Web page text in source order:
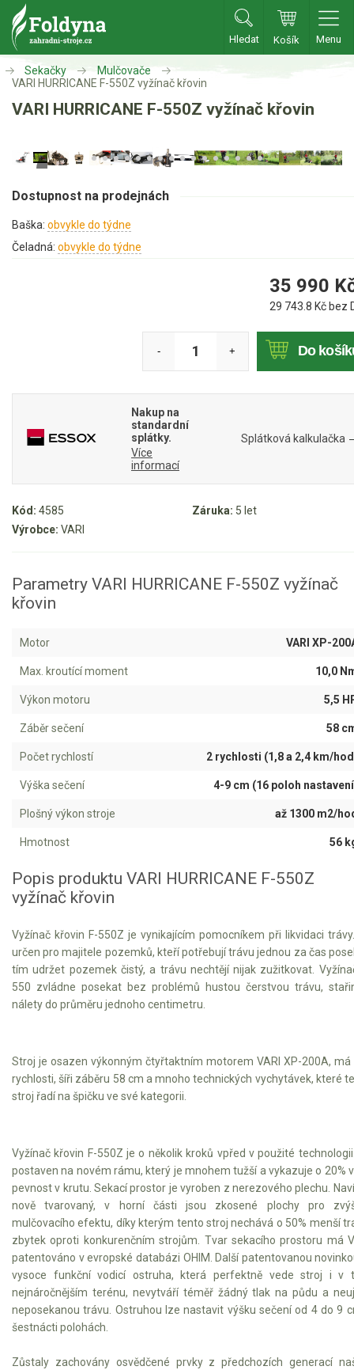
Hledat Košík Menu
Zahradní traktory
Zahradní traktory
Aku traktory
Sekačky
Křovinořezy a vyžínače
Benzínové křovinořezy a vyžínače
Aku křovinořezy a vyžínače
Motorové pily
Aku pily
Jednoruční pily
Vyvětvovací pily
AKU zahradní technika
Aku křovinořezy a vyžínače
Aku AL-KO
Štípačka na dřevo
VARI
VARI malotraktory
VARI multifunkční nosiče
Vertikutátory
Kultivátory
Vysavače a foukače
Elektrocentrály
Štěpkovače a drtiče
Elektrické skútry
Elektrické tříkolky
Elektrické tříkolky pro seniory
Sekačky
Mulčovače
VARI HURRICANE F-550Z vyžínač křovin
VARI HURRICANE F-550Z vyžínač křovin
Kód: 4585 Záruka: 5 let
Výrobce: VARI
Dostupnost na prodejnách
Baška: obvykle do týdne
Čeladná: obvykle do týdne
35 990
29 743.8 Kč bez
- + Do
Nakup na
standardní
splátky.
Více
informací
Splátková kalkulačka
Parametry VARI HURRICANE F-550Z vyžínač
křovin
Motor VARI XP-
Max. kroutící moment 10,0
Výkon motoru 5,5
Záběr sečení 58
Počet rychlostí 2 rychlosti (1,8 a 2,4 km/
Výška sečení 4-9 cm (16 poloh
Plošný výkon stroje až 1300 m2/
Hmotnost 56
Popis produktu VARI HURRICANE F-550Z
vyžínač křovin
Vyžínač křovin F-550Z je vynikajícím pomocníkem při likvidaci
určen pro majitele pozemků, kteří potřebují trávu jednou za čas
tím udržet pozemek čistý, a trávu nechtějí nijak zužitkovat.
550 zvládne posekat bez problémů hustou čerstvou trávu,
nálety do průměru jednoho centimetru.
Stroj je osazen výkonným čtyřtaktním motorem VARI XP-200A, má
rychlosti, šíři záběru 58 cm a mnoho technických vychytávek, které
stroj řadí na špičku ve své kategorii.
Vyžínač křovin F-550Z je o několik kroků vpřed v použité
postaven na novém rámu, který je mnohem tužší a vykazuje o 20%
pevnost v krutu. Sekací prostor je vyroben z nerezového plechu.
nově tvarovaný, v horní části jsou zkosené plochy pro
mulčovacího efektu, díky kterým tento stroj nechává o 50% menší
zbytek oproti konkurenčním strojům. Tvar sekacího prostoru má
patentováno v evropské databázi OHIM. Další patentovanou
vysoce funkční vodicí ostruha, která perfektně vede stroj i v
nejnáročnějším terénu, nevytváří téměř žádný tlak na půdu a
neposekanou trávu. Ostruhou lze nastavit výšku sečení od 4 do 9
šestnácti polohách.
Zůstaly zachovány osvědčené prvky z předchozích generací